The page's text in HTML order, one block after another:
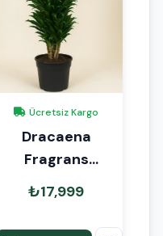
Ücretsiz Kargo
Dracaena
Fragrans
Compacta Anaç
130-140cm
₺17,999